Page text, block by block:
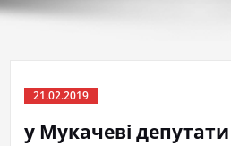
21.02.2019
у Мукачеві